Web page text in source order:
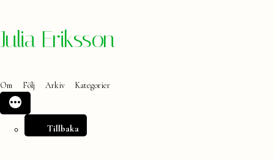
Hoppa
Julia Eriksson
Om Följ Arkiv Kategorier
Tillbaka